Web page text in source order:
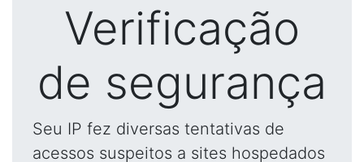
Verificação
de segurança
Seu IP fez diversas tentativas de
acessos suspeitos a sites hospedados